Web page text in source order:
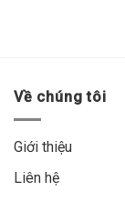
Về chúng tôi
Giới thiệu
Liên hệ